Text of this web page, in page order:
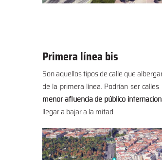
Primera línea bis
Son aquellos tipos de calle que
de la primera línea. Podrían ser
menor afluencia de público
llegar a bajar a la mitad.